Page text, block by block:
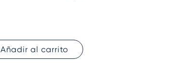
Añadir al carrito